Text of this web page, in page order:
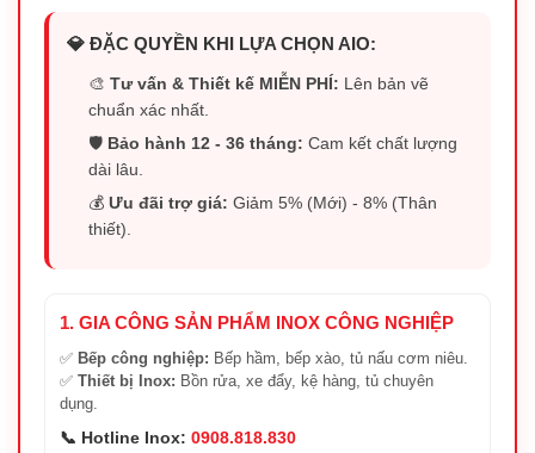
💎 ĐẶC QUYỀN KHI LỰA CHỌN AIO:
🎨Tư vấn & Thiết kế MIỄN PHÍ: Lên bản vẽ
chuẩn xác nhất.
🛡️ Bảo hành 12 - 36 tháng: Cam kết chất lượng
dài lâu.
💰Ưu đãi trợ giá: Giảm 5% (Mới) - 8% (Thân
thiết).
1. GIA CÔNG SẢN PHẨM INOX CÔNG NGHIỆP
✅ Bếp công nghiệp: Bếp hầm, bếp xào, tủ nấu cơm niêu.
✅ Thiết bị Inox: Bồn rửa, xe đẩy, kệ hàng, tủ chuyên
dụng.
📞 Hotline Inox: 0908.818.830